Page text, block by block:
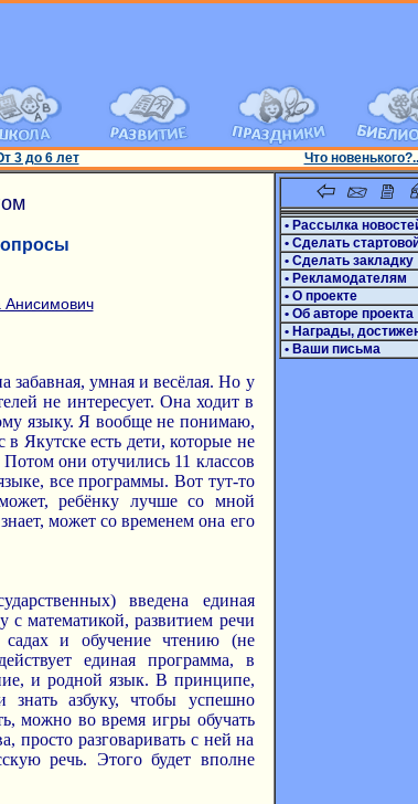
3 до 6 лет Что новенького?..
Анисимович
забавная, умная и весёлая. Но у
не интересует. Она ходит в
языку. Я вообще не понимаю,
Якутске есть дети, которые не
они отучились 11 классов
все программы. Вот тут-то
ребёнку лучше со мной
может со временем она его
введена единая
с математикой, развитием речи
садах и обучение чтению (не
единая программа, в
и родной язык. В принципе,
знать азбуку, чтобы успешно
можно во время игры обучать
просто разговаривать с ней на
речь. Этого будет вполне
• Рассылка
• Сделать
• Сделать закладку
• Рекламодателям
• О проекте
• Об авторе проекта
• Награды,
• Ваши письма